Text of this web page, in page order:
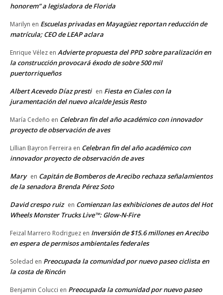
honorem” a legisladora de Florida
Marilyn en Escuelas privadas en Mayagüez reportan reducción de
matrícula; CEO de LEAP aclara
Enrique Vélez en Advierte propuesta del PPD sobre paralización en
la construcción provocará éxodo de sobre 500 mil
puertorriqueños
Albert Acevedo Díaz presti en Fiesta en Ciales con la
juramentación del nuevo alcalde Jesús Resto
María Cedeño en Celebran fin del año académico con innovador
proyecto de observación de aves
Lillian Bayron Ferreira en Celebran fin del año académico con
innovador proyecto de observación de aves
Mary en Capitán de Bomberos de Arecibo rechaza señalamientos
de la senadora Brenda Pérez Soto
David crespo ruiz en Comienzan las exhibiciones de autos del Hot
Wheels Monster Trucks Live™: Glow-N-Fire
Feizal Marrero Rodriguez en Inversión de $15.6 millones en Arecibo
en espera de permisos ambientales federales
Soledad en Preocupada la comunidad por nuevo paseo ciclista en
la costa de Rincón
Benjamin Colucci en Preocupada la comunidad por nuevo paseo